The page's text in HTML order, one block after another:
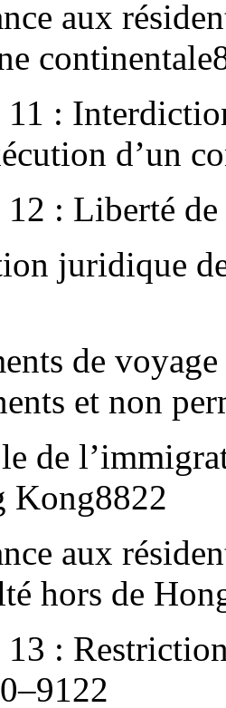
aux
:
d’un
: Liberté
juridique
de
et non
de
Kong8822
aux
hors de
: